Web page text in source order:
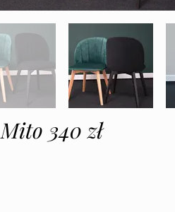
Mito 340 zł